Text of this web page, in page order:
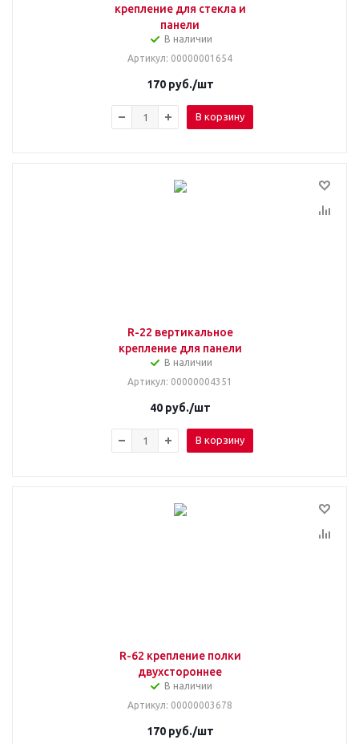
крепление для стекла и
панели
В наличии
Артикул: 00000001654
170руб./шт
В корзину
R-22 вертикальное
крепление для панели
В наличии
Артикул: 00000004351
40руб./шт
В корзину
R-62 крепление полки
двухстороннее
В наличии
Артикул: 00000003678
170руб./шт